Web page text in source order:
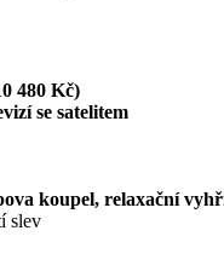
480 Kč)
se satelitem
koupel, relaxační
slev